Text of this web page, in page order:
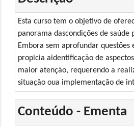
Esta curso tem o objetivo de
panorama dascondições de saúde
Embora sem aprofundar questões
propicia aidentificação de
maior atenção, requerendo a
situação oua implementação de
Conteúdo - Ementa